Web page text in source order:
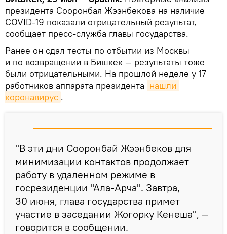
президента Сооронбая Жээнбекова на наличие
COVID-19 показали отрицательный результат,
сообщает пресс-служба главы государства.
Ранее он сдал тесты по отбытии из Москвы
и по возвращении в Бишкек — результаты тоже
были отрицательными. На прошлой неделе у 17
работников аппарата президента нашли
коронавирус .
"В эти дни Сооронбай Жээнбеков для
минимизации контактов продолжает
работу в удаленном режиме в
госрезиденции "Ала-Арча". Завтра,
30 июня, глава государства примет
участие в заседании Жогорку Кенеша", —
говорится в сообщении.